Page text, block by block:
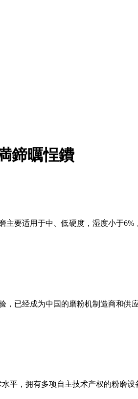
鍗曞悜鐨
要适用于中、低硬度，湿度小于
，已经成为中国的磨粉机制造商和
平，拥有多项自主技术产权的粉磨